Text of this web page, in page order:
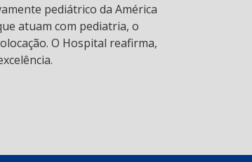
pediátrico da América
atuam com pediatria, o
O Hospital reafirma,